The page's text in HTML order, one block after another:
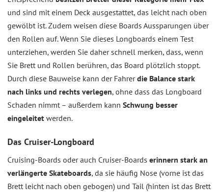
und sind mit einem Deck ausgestattet, das leicht nach oben
gewölbt ist. Zudem weisen diese Boards Aussparungen über
den Rollen auf. Wenn Sie dieses Longboards einem Test
unterziehen, werden Sie daher schnell merken, dass, wenn
Sie Brett und Rollen berühren, das Board plötzlich stoppt.
Durch diese Bauweise kann der Fahrerdie Balance stark
nach links und rechts verlegen, ohne dass das Longboard
Schaden nimmt – außerdem kann Schwung besser
eingeleitet werden.
Das Cruiser-Longboard
Cruising-Boards oder auch Cruiser-Boards erinnern stark an
verlängerte Skateboards, da sie häufig Nose (vorne ist das
Brett leicht nach oben gebogen) und Tail (hinten ist das Brett